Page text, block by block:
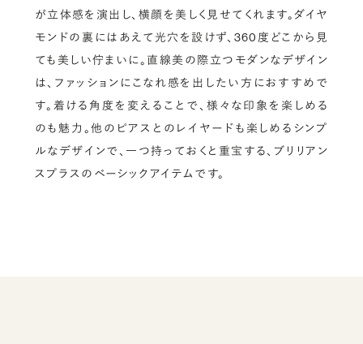
が立体感を演出し、横顔を美しく見せてくれます。ダイヤ
モンドの裏にはあえて光穴を設けず、360度どこから見
ても美しい佇まいに。直線美の際立つモダンなデザイン
は、ファッションにこなれ感を出したい方におすすめで
す。着ける角度を変えることで、様々な印象を楽しめる
のも魅力。他のピアスとのレイヤードも楽しめるシンプ
ルなデザインで、一つ持っておくと重宝する、ブリリアン
スプラスのベーシックアイテムです。